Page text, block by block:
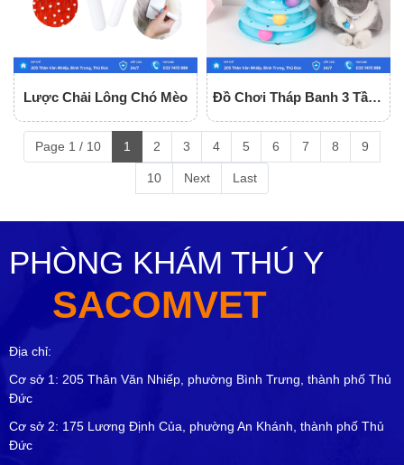
Lược Chải Lông Chó Mèo
Đồ Chơi Tháp Banh 3 Tầng
Page 1 / 10 1 2 3 4 5 6 7 8 9
10 Next Last
PHÒNG KHÁM THÚ Y
SACOMVET
Địa chỉ:
Cơ sở 1: 205 Thân Văn Nhiếp, phường Bình Trưng, thành phố Thủ
Đức
Cơ sở 2: 175 Lương Định Của, phường An Khánh, thành phố Thủ
Đức